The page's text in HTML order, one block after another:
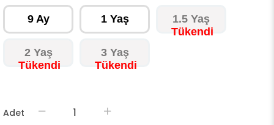
9 Ay 1 Yaş 1.5 Yaş
2 Yaş 3 Yaş
Adet